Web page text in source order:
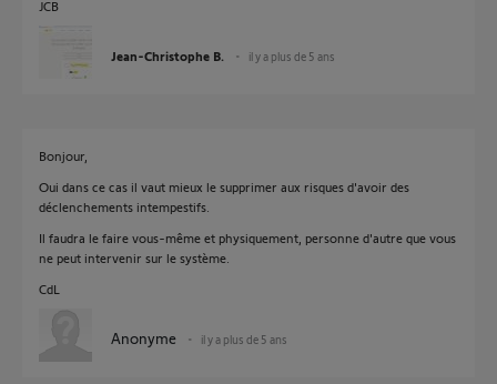
JCB
Jean-Christophe B. il y a plus de 5 ans
Bonjour,
Oui dans ce cas il vaut mieux le supprimer aux risques d'avoir des
déclenchements intempestifs.
Il faudra le faire vous-même et physiquement, personne d'autre que vous
ne peut intervenir sur le système.
CdL
Anonyme il y a plus de 5 ans